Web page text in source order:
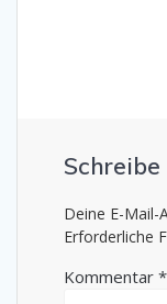
Deine E-Mail-
Erforderliche
Kommentar *